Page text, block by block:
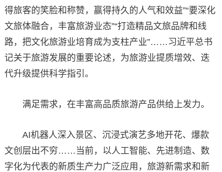
得旅客的笑脸和称赞，赢得持久的人气和效益”“要深化
文旅体融合，丰富旅游业态”“打造精品文旅品牌和线
路，把文化旅游业培育成为支柱产业”……习近平总书
记关于旅游发展的重要论述，为旅游业提质增效、迭
代升级提供科学指引。
满足需求，在丰富高品质旅游产品供给上发力。
AI机器人深入景区、沉浸式演艺多地开花、爆款
文创层出不穷……当前，以人工智能、先进制造、数
字化为代表的新质生产力广泛应用，旅游新需求和新